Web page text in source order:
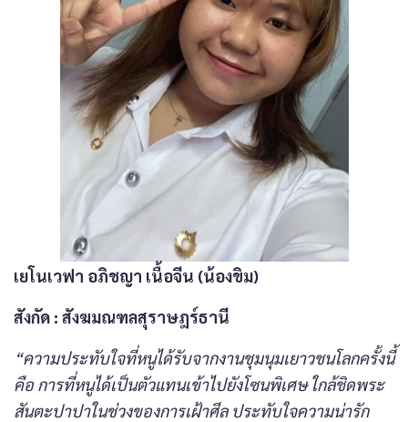
เยโนเวฟา อภิชญา เนื้อจีน (น้องขิม)
สังกัด : สังฆมณฑลสุราษฎร์ธานี
“ความประทับใจที่หนูได้รับจากงานชุมนุมเยาวชนโลกครั้งนี้
คือ การที่หนูได้เป็นตัวแทนเข้าไปยังโซนพิเศษ ใกล้ชิดพระ
สันตะปาปาในช่วงของการเฝ้าศีล ประทับใจความน่ารัก